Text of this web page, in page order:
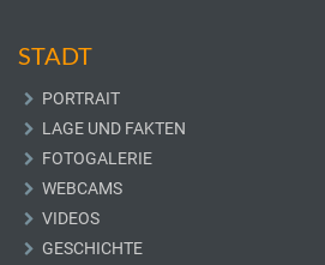
STADT
PORTRAIT
LAGE UND FAKTEN
FOTOGALERIE
WEBCAMS
VIDEOS
GESCHICHTE